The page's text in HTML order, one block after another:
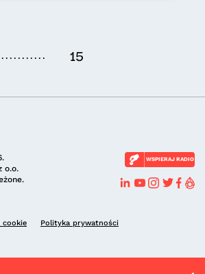
........... 15
o.o.
WSPIERAJ RADIO
cookie Polityka prywatności